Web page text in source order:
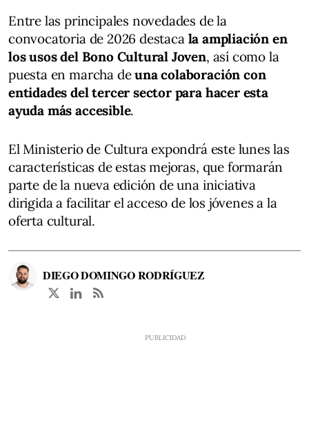
Entre las principales novedades de la
convocatoria de 2026 destaca la ampliación en
los usos del Bono Cultural Joven, así como la
puesta en marcha deuna colaboración con
entidades del tercer sector para hacer esta
ayuda más accesible.
El Ministerio de Cultura expondrá este lunes las
características de estas mejoras, que formarán
parte de la nueva edición de una iniciativa
dirigida a facilitar el acceso de los jóvenes a la
oferta cultural.
DIEGO DOMINGO RODRÍGUEZ